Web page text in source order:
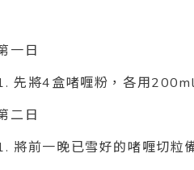
一日
先將4盒啫喱粉，各用
二日
將前一晚已雪好的啫喱切粒